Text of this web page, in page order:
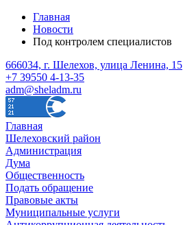
Главная
Новости
Под контролем специалистов
666034, г. Шелехов, улица Ленина, 15
+7 39550 4-13-35
adm@sheladm.ru
Главная
Шелеховский район
Администрация
Дума
Общественность
Подать обращение
Правовые акты
Муниципальные услуги